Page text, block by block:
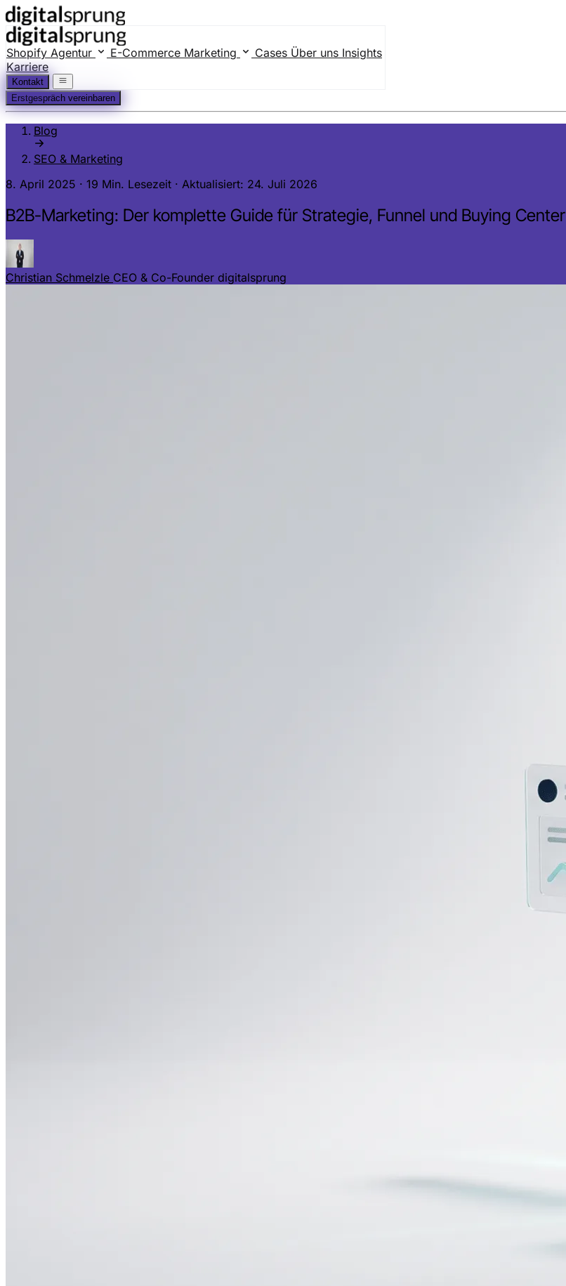
Shopify Agentur E-Commerce Marketing Cases Über uns Insights
Karriere
Kontakt
Erstgespräch vereinbaren
Blog
SEO & Marketing
8. April 2025 · 19 Min. Lesezeit · Aktualisiert: 24. Juli 2026
B2B-Marketing: Der komplette Guide für Strategie, Funnel und Buying Center
Christian Schmelzle CEO & Co-Founder digitalsprung